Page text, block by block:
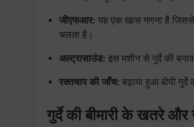
जीएफआर: यह एक खास गणना है
चलता है।
अल्ट्रासाउंड: इस मशीन से गुर्दे की
रक्तचाप की जाँच: बढ़ाया हुआ बीपी
गुर्दे की बीमारी के खतरे और